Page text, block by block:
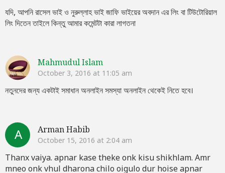
যদি, আপনি রাসেল ভাই ও নুরুল্লাহ ভাই জাফি ভাইয়ের অবদান এর লিং বা টিউটোরিয়াল
লিং দিতেন তাইলে কিন্তু আমার কমেন্টটা কারা লাগতনা
Mahmudul Islam
October 3, 2016 at 11:05 am
নতুনদের জন্য একটাই সমাধান অনলাইন সমস্যা অনলাইন থেকেই নিতে হবে।
A Arman Habib
October 15, 2016 at 2:04 am
Thanx vaiya. apnar kase theke onk kisu shikhlam. Amr
mneo onk vhul dharona chilo oigulo dur hoise apnar